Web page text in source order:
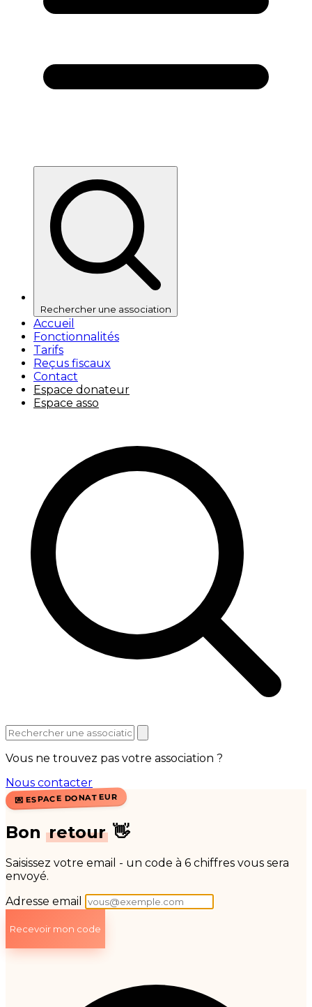
Rechercher une association
Accueil
Fonctionnalités
Tarifs
Reçus fiscaux
Contact
Espace donateur
Espace asso
Vous ne trouvez pas votre association ?
Nous contacter
💌 ESPACE DONATEUR
Bon retour 👋
Saisissez votre email - un code à 6 chiffres vous sera
envoyé.
Adresse email